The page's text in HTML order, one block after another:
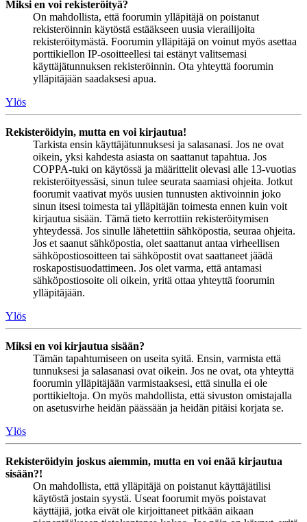
Miksi en voi rekisteröityä?
On mahdollista, että foorumin ylläpitäjä on poistanut
rekisteröinnin käytöstä estääkseen uusia vierailijoita
rekisteröitymästä. Foorumin ylläpitäjä on voinut myös asettaa
porttikiellon IP-osoitteellesi tai estänyt valitsemasi
käyttäjätunnuksen rekisteröinnin. Ota yhteyttä foorumin
ylläpitäjään saadaksesi apua.
Ylös
Rekisteröidyin, mutta en voi kirjautua!
Tarkista ensin käyttäjätunnuksesi ja salasanasi. Jos ne ovat
oikein, yksi kahdesta asiasta on saattanut tapahtua. Jos
COPPA-tuki on käytössä ja määrittelit olevasi alle 13-vuotias
rekisteröityessäsi, sinun tulee seurata saamiasi ohjeita. Jotkut
foorumit vaativat myös uusien tunnusten aktivoinnin joko
sinun itsesi toimesta tai ylläpitäjän toimesta ennen kuin voit
kirjautua sisään. Tämä tieto kerrottiin rekisteröitymisen
yhteydessä. Jos sinulle lähetettiin sähköpostia, seuraa ohjeita.
Jos et saanut sähköpostia, olet saattanut antaa virheellisen
sähköpostiosoitteen tai sähköpostit ovat saattaneet jäädä
roskapostisuodattimeen. Jos olet varma, että antamasi
sähköpostiosoite oli oikein, yritä ottaa yhteyttä foorumin
ylläpitäjään.
Ylös
Miksi en voi kirjautua sisään?
Tämän tapahtumiseen on useita syitä. Ensin, varmista että
tunnuksesi ja salasanasi ovat oikein. Jos ne ovat, ota yhteyttä
foorumin ylläpitäjään varmistaaksesi, että sinulla ei ole
porttikieltoja. On myös mahdollista, että sivuston omistajalla
on asetusvirhe heidän päässään ja heidän pitäisi korjata se.
Ylös
Rekisteröidyin joskus aiemmin, mutta en voi enää kirjautua
sisään?!
On mahdollista, että ylläpitäjä on poistanut käyttäjätilisi
käytöstä jostain syystä. Useat foorumit myös poistavat
käyttäjiä, jotka eivät ole kirjoittaneet pitkään aikaan